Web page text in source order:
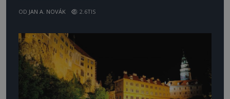
OD JAN A. NOVÁK 2.6TIS